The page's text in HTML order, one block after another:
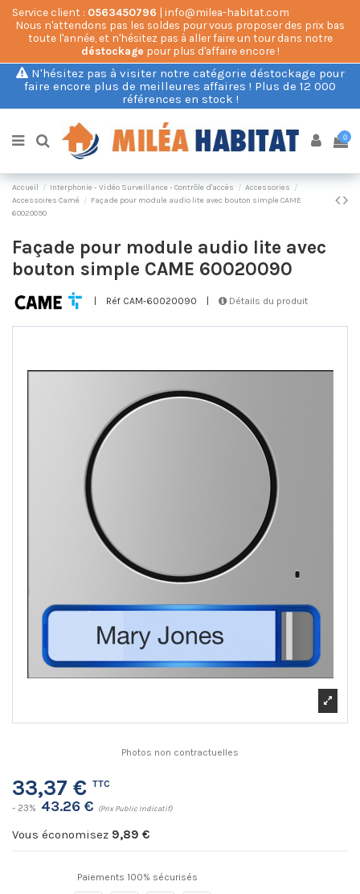
Service client : 0563450796 | info@milea-habitat.com
Nous n'attendons pas les soldes pour vous proposer des prix bas
toute l'année, et n'hésitez pas à aller faire un tour dans notre
déstockage pour plus d'affaire encore !
N'hésitez pas à visiter notre catégorie déstockage pour
faire encore plus de meilleures affaires ! Plus de 12 000
références en stock !
0
Accueil Interphonie - Vidéo Surveillance - Contrôle d'accès
Accessories
Accessoires Camé
Façade pour module audio lite avec bouton simple CAME
60020090
Façade pour module audio lite avec
bouton simple CAME 60020090
| Réf CAM-60020090 | Détails du produit
Photos non contractuelles
33,37 € TTC
- 23% 43.26 € (Prix Public Indicatif)
Vous économisez 9,89 €
Paiements 100% sécurisés